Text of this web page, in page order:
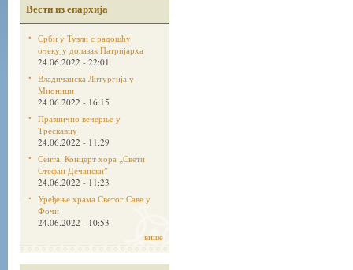
Вести из епархија
Срби у Тузли с радошћу
очекују долазак Патријарха
24.06.2022 - 22:01
Владичанска Литургија у
Мионици
24.06.2022 - 16:15
Празнично вечерње у
Трескавцу
24.06.2022 - 11:29
Сента: Концерт хора „Свети
Стефан Дечанскиˮ
24.06.2022 - 11:23
Уређење храма Светог Саве у
Фочи
24.06.2022 - 10:53
више